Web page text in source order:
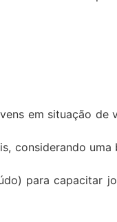
em situação de
considerando uma
para capacitar